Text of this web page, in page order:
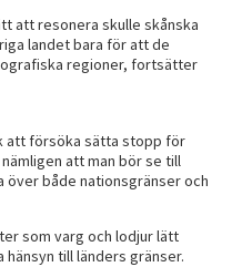
att resonera skulle skånska
landet bara för att de
regioner, fortsätter
att försöka sätta stopp för
att man bör se till
både nationsgränser och
som varg och lodjur lätt
till länders gränser.